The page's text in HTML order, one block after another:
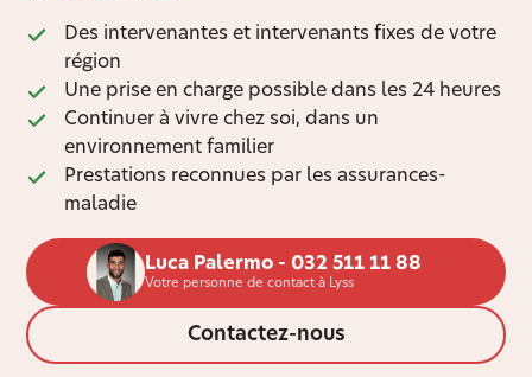
Des intervenantes et intervenants fixes de votre
région
Une prise en charge possible dans les 24 heures
Continuer à vivre chez soi, dans un
environnement familier
Prestations reconnues par les assurances-
maladie
Luca Palermo - 032 511 11 88
Votre personne de contact à Lyss
Contactez-nous